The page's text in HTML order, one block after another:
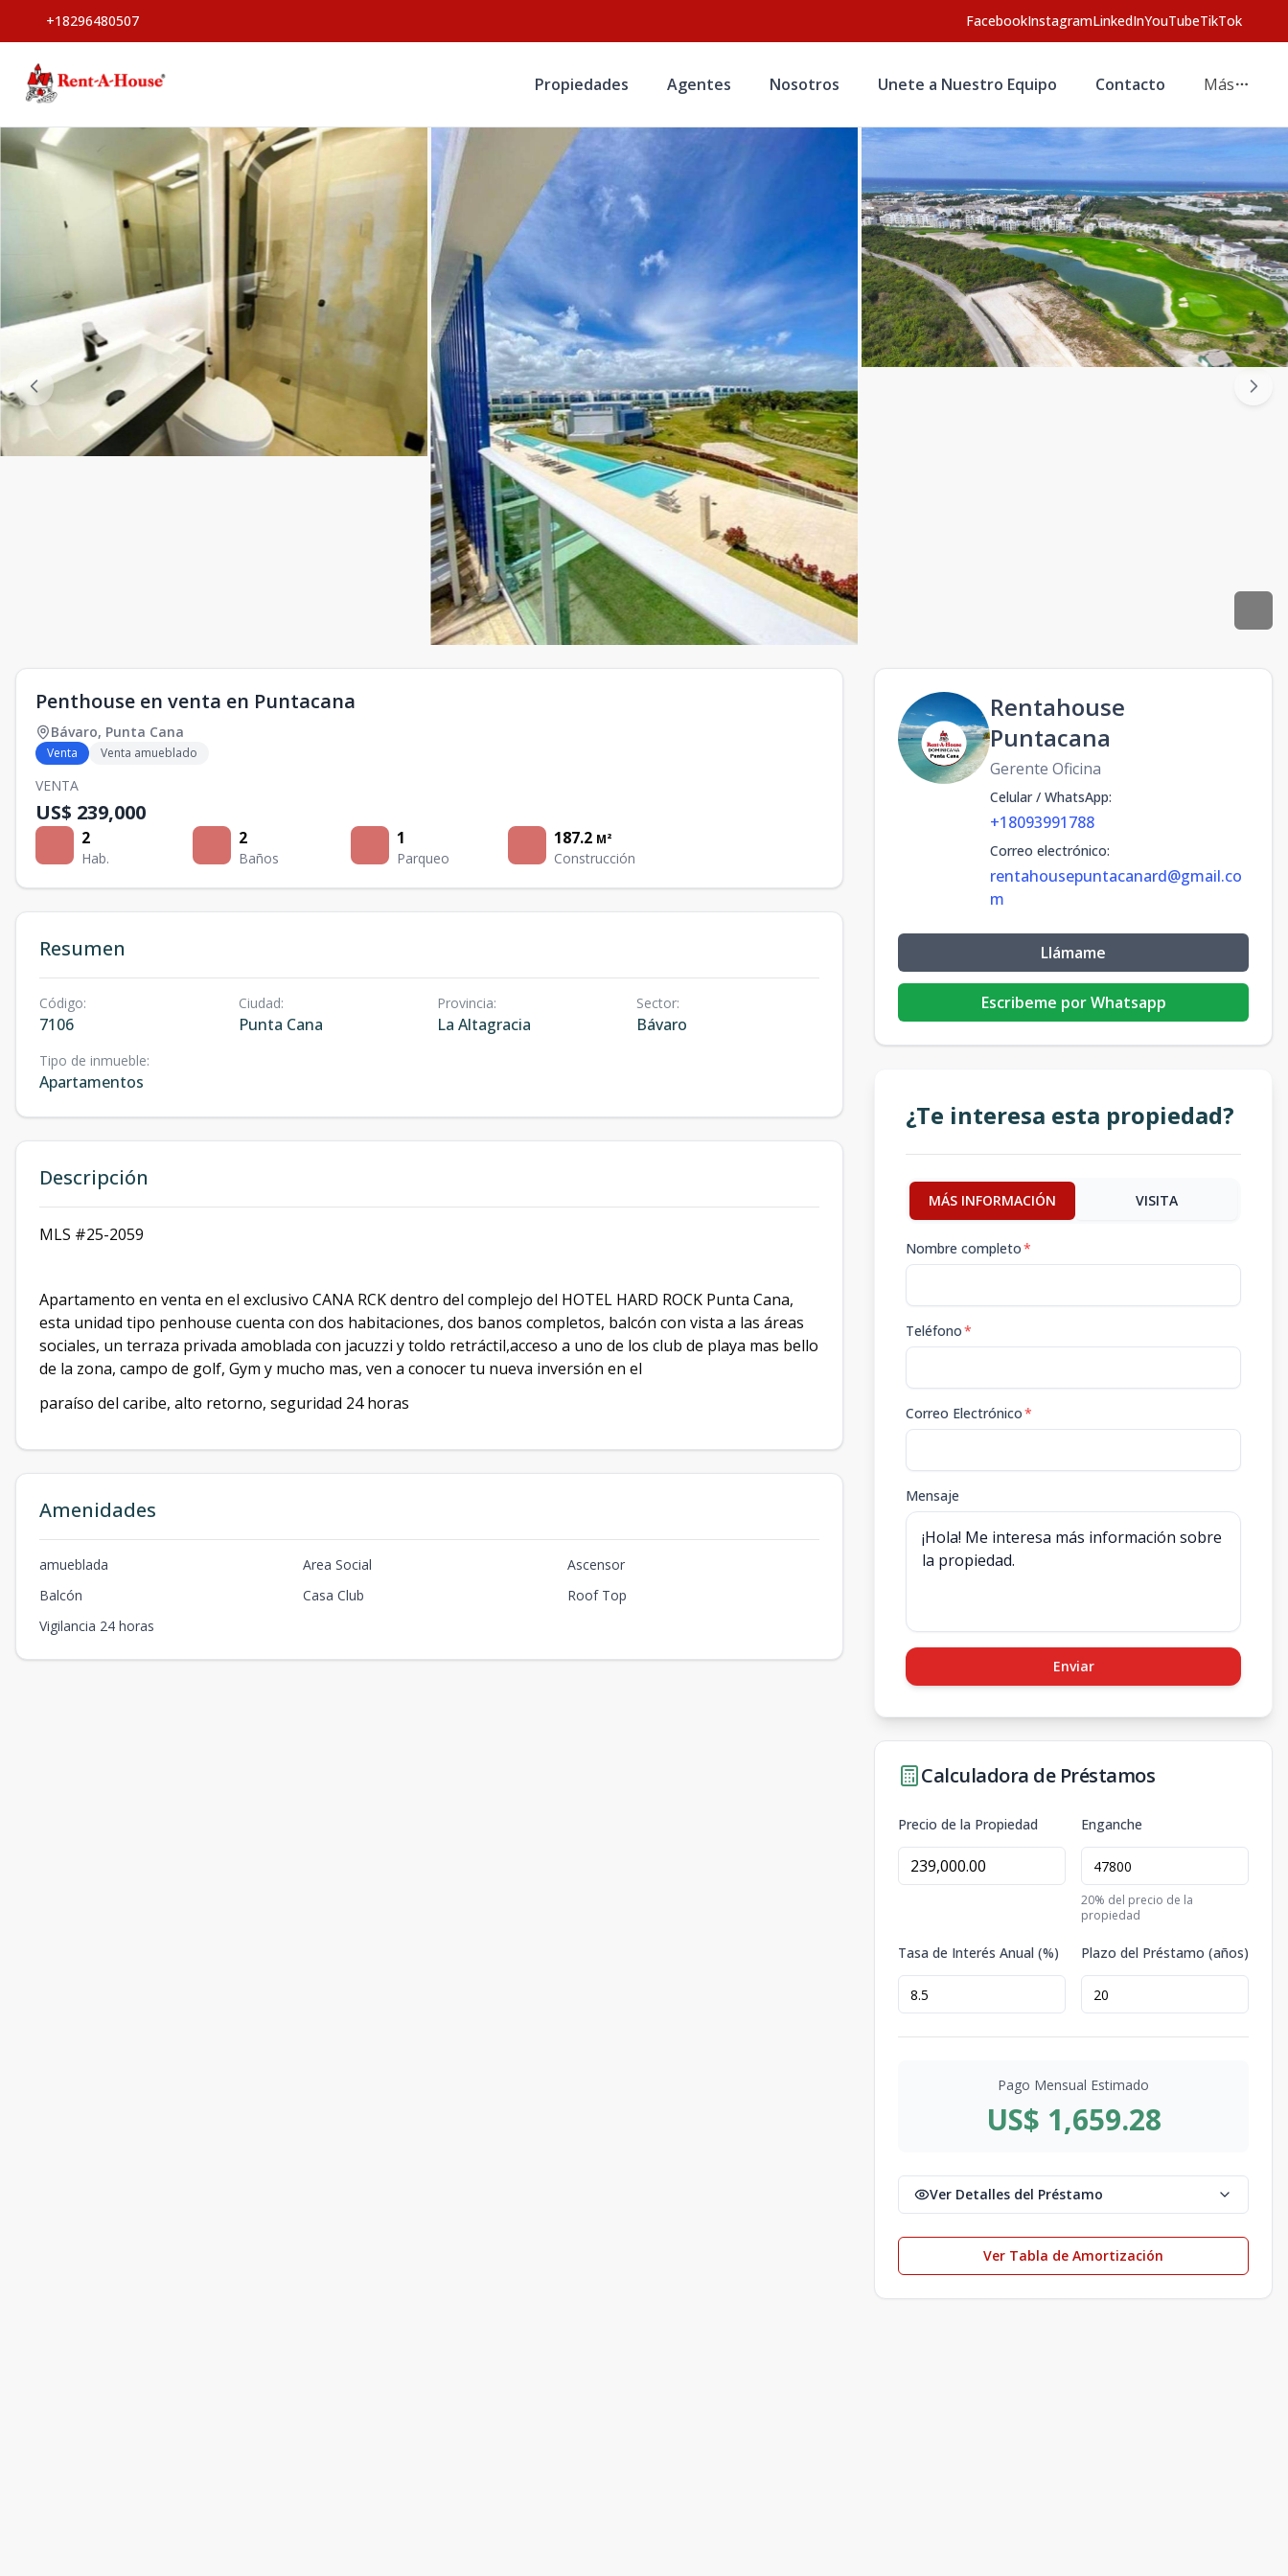
+18296480507 FacebookInstagramLinkedInYouTubeTikTok
Propiedades Agentes Nosotros Unete a Nuestro Equipo Contacto Más
Penthouse en venta en Puntacana
Bávaro, Punta Cana
Venta Venta amueblado
VENTA
US$ 239,000
2
Hab.
2
Baños
1
Parqueo
187.2 M²
Construcción
Resumen
Código:
7106
Ciudad:
Punta Cana
Provincia:
La Altagracia
Sector:
Bávaro
Tipo de inmueble:
Apartamentos
Descripción
MLS #25-2059
Apartamento en venta en el exclusivo CANA RCK dentro del complejo del HOTEL HARD ROCK Punta Cana,
esta unidad tipo penhouse cuenta con dos habitaciones, dos banos completos, balcón con vista a las áreas
sociales, un terraza privada amoblada con jacuzzi y toldo retráctil,acceso a uno de los club de playa mas bello
de la zona, campo de golf, Gym y mucho mas, ven a conocer tu nueva inversión en el
paraíso del caribe, alto retorno, seguridad 24 horas
Amenidades
amueblada Area Social
Ascensor
Balcón
Casa Club
Roof Top
Vigilancia 24 horas
Rentahouse
Puntacana
Gerente Oficina
Celular / WhatsApp:
+18093991788
Correo electrónico:
rentahousepuntacanard@gmail.co
m
Llámame
Escribeme por Whatsapp
¿Te interesa esta propiedad?
MÁS INFORMACIÓN VISITA
Nombre completo*
Teléfono*
Correo Electrónico*
Mensaje
Enviar
Calculadora de Préstamos
Precio de la Propiedad Enganche
20% del precio de la
propiedad
Tasa de Interés Anual (%) Plazo del Préstamo (años)
Pago Mensual Estimado
US$ 1,659.28
Ver Detalles del Préstamo
Ver Tabla de Amortización